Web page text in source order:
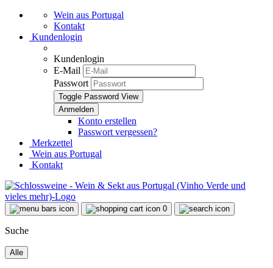
Wein aus Portugal
Kontakt
Kundenlogin
Kundenlogin
E-Mail
Passwort
Toggle Password View
Konto erstellen
Passwort vergessen?
Merkzettel
Wein aus Portugal
Kontakt
0
Suche
Alle